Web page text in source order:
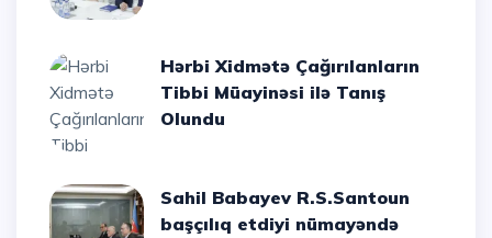
Hərbi Xidmətə Çağırılanların
Tibbi Müayinəsi ilə Tanış
Olundu
Sahil Babayev R.S.Santoun
başçılıq etdiyi nümayəndə